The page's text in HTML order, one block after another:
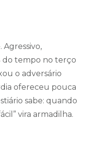
do tempo no terço
o adversário
ofereceu pouca
sabe: quando
vira armadilha.